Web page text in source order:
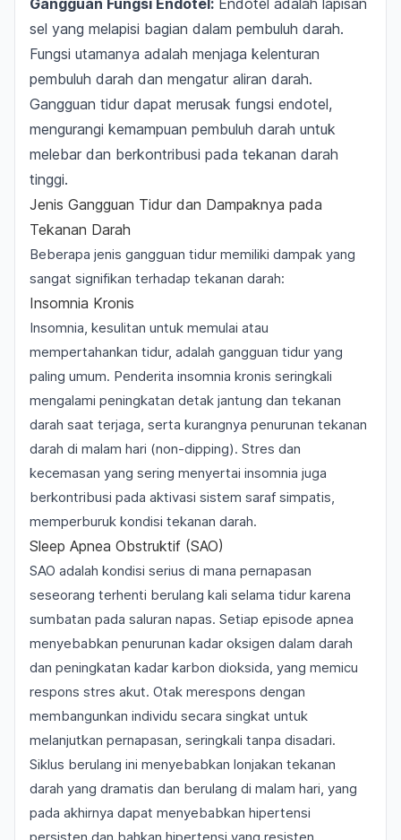
Gangguan Fungsi Endotel: Endotel adalah lapisan
sel yang melapisi bagian dalam pembuluh darah.
Fungsi utamanya adalah menjaga kelenturan
pembuluh darah dan mengatur aliran darah.
Gangguan tidur dapat merusak fungsi endotel,
mengurangi kemampuan pembuluh darah untuk
melebar dan berkontribusi pada tekanan darah
tinggi.
Jenis Gangguan Tidur dan Dampaknya pada
Tekanan Darah
Beberapa jenis gangguan tidur memiliki dampak yang
sangat signifikan terhadap tekanan darah:
Insomnia Kronis
Insomnia, kesulitan untuk memulai atau
mempertahankan tidur, adalah gangguan tidur yang
paling umum. Penderita insomnia kronis seringkali
mengalami peningkatan detak jantung dan tekanan
darah saat terjaga, serta kurangnya penurunan tekanan
darah di malam hari (non-dipping). Stres dan
kecemasan yang sering menyertai insomnia juga
berkontribusi pada aktivasi sistem saraf simpatis,
memperburuk kondisi tekanan darah.
Sleep Apnea Obstruktif (SAO)
SAO adalah kondisi serius di mana pernapasan
seseorang terhenti berulang kali selama tidur karena
sumbatan pada saluran napas. Setiap episode apnea
menyebabkan penurunan kadar oksigen dalam darah
dan peningkatan kadar karbon dioksida, yang memicu
respons stres akut. Otak merespons dengan
membangunkan individu secara singkat untuk
melanjutkan pernapasan, seringkali tanpa disadari.
Siklus berulang ini menyebabkan lonjakan tekanan
darah yang dramatis dan berulang di malam hari, yang
pada akhirnya dapat menyebabkan hipertensi